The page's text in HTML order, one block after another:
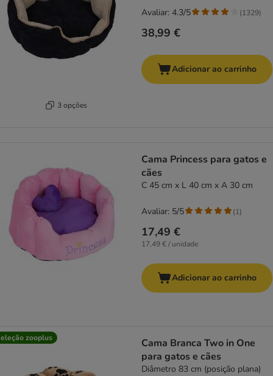
3 opções
38,99 €
Avaliar: 4.3/5 (1329)
Adicionar ao carrinho
Cama Princess para gatos e
cães
C 45 cm x L 40 cm x A 30 cm
17,49 €
17,49 € / unidade
Avaliar: 5/5 (1)
Adicionar ao carrinho
zooplus
Cama Branca Two in One
para gatos e cães
Diâmetro 83 cm (posição plana)